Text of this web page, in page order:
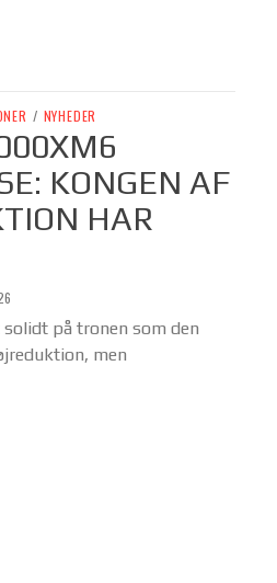
/ NYHEDER
KONGEN AF
HAR
solidt på tronen som den
men